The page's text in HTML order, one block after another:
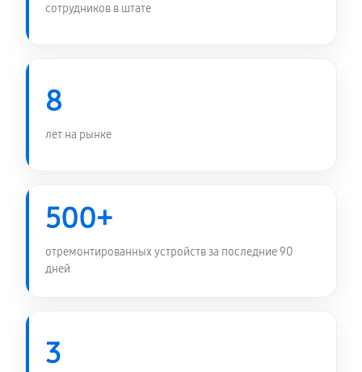
сотрудников в штате
8
лет на рынке
500+
отремонтированных устройств за последние 90
дней
3